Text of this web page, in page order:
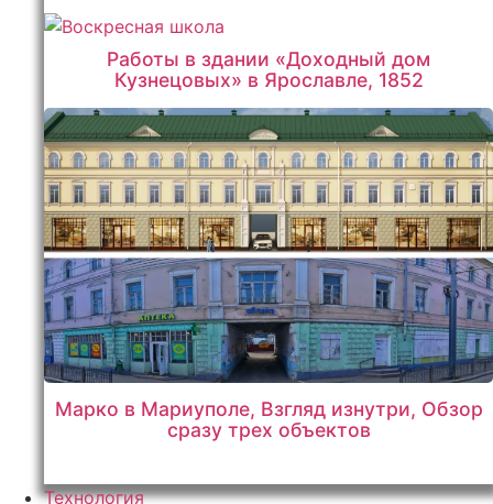
Работы в здании «Доходный дом
Кузнецовых» в Ярославле, 1852
Марко в Мариуполе, Взгляд изнутри, Обзор
сразу трех объектов
Технология